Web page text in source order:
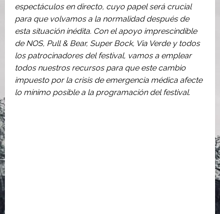
espectáculos en directo, cuyo papel será crucial
para que volvamos a la normalidad después de
esta situación inédita. Con el apoyo imprescindible
de NOS, Pull & Bear, Super Bock, Via Verde y todos
los patrocinadores del festival, vamos a emplear
todos nuestros recursos para que este cambio
impuesto por la crisis de emergencia médica afecte
lo mínimo posible a la programación del festival.